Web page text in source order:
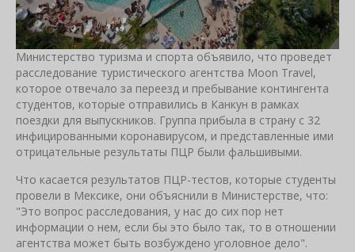
Министерство туризма и спорта объявило, что проведет
расследование туристического агентства Moon Travel,
которое отвечало за переезд и пребывание контингента
студентов, которые отправились в Канкун в рамках
поездки для выпускников. Группа прибыла в страну с 32
инфицированными коронавирусом, и представленные ими
отрицательные результаты ПЦР были фальшивыми.
Что касается результатов ПЦР-тестов, которые студенты
провели в Мексике, они объяснили в Министерстве, что:
"Это вопрос расследования, у нас до сих пор нет
информации о нем, если бы это было так, то в отношении
агентства может быть возбуждено уголовное дело".